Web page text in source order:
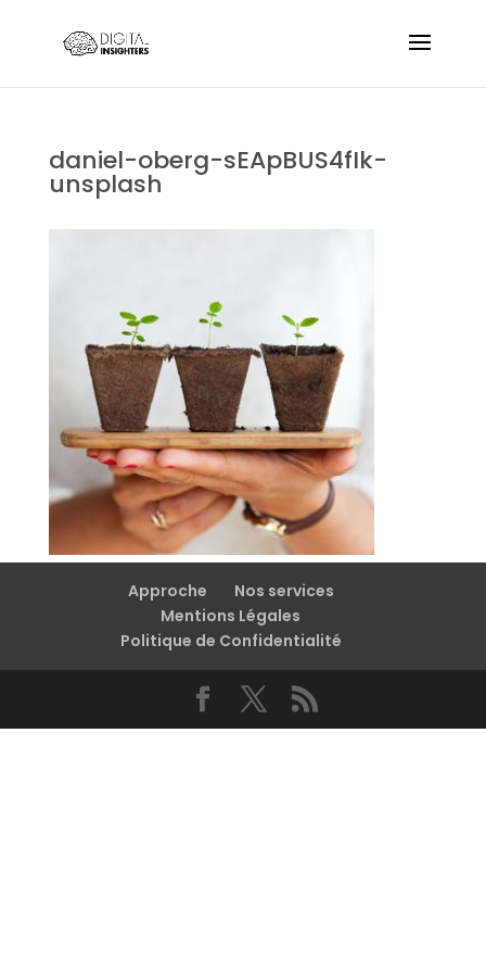
daniel-oberg-sEApBUS4fIk-
unsplash
Approche
Nos services
Mentions Légales
Politique de Confidentialité